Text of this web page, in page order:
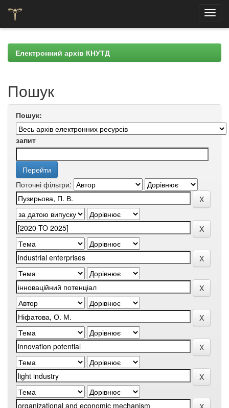
navigationЕлектронний архів КНУТД
Пошук
Пошук:
запит
Поточні фільтри: